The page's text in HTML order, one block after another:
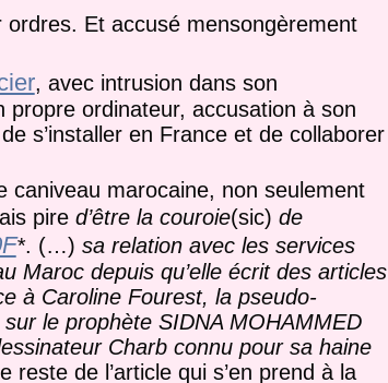
Et accusé mensongèrement
, avec intrusion dans son
propre ordinateur, accusation à son
s’installer en France et de collaborer
caniveau marocaine, non seulement
pire d’être la couroie(sic) de
*. (…) sa relation avec les services
Maroc depuis qu’elle écrit des articles
à Caroline Fourest, la pseudo-
le prophète SIDNA MOHAMMED
Charb connu pour sa haine
de l’article qui s’en prend à la